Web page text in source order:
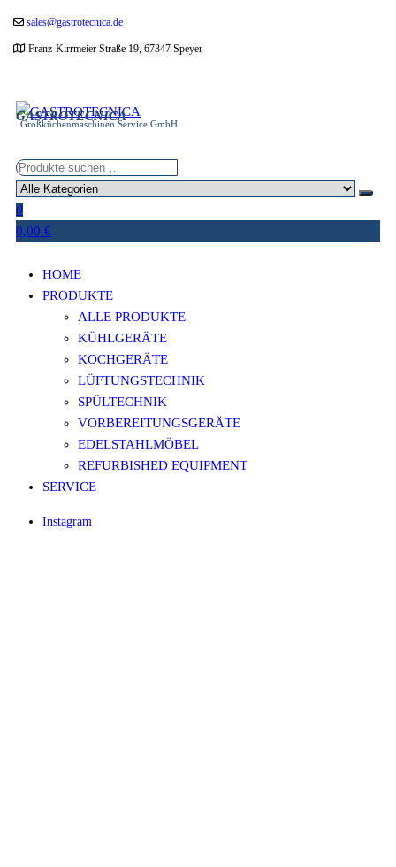
Zumsales@gastrotecnica.de
Franz-Kirrmeier Straße 19, 67347 Speyer
GASTROTECNICA
Großküchenmaschinen Service GmbH
0
0,00 €
HOME
PRODUKTE
ALLE PRODUKTE
KÜHLGERÄTE
KOCHGERÄTE
LÜFTUNGSTECHNIK
SPÜLTECHNIK
VORBEREITUNGSGERÄTE
EDELSTAHLMÖBEL
REFURBISHED EQUIPMENT
SERVICE
Instagram